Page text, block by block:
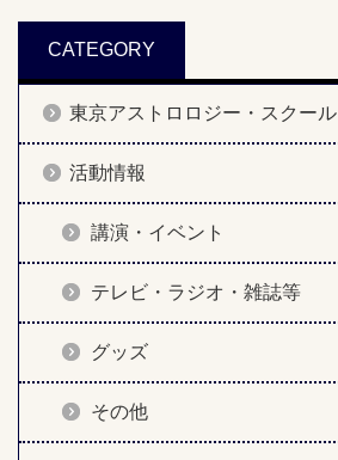
CATEGORY
東京アストロロジー・スクール
活動情報
講演・イベント
テレビ・ラジオ・雑誌等
グッズ
その他